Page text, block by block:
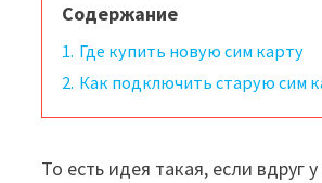
Содержание
1. Где купить новую сим карту
2. Как подключить старую сим
То есть идея такая, если